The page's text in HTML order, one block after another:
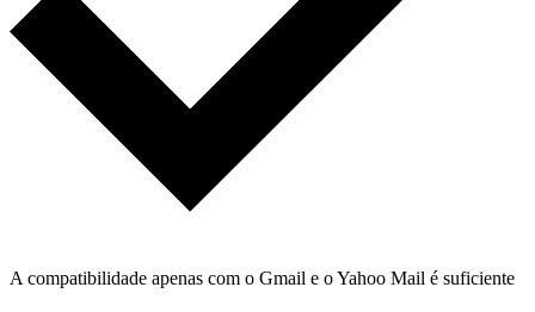
A compatibilidade apenas com o Gmail e o Yahoo Mail é suficiente